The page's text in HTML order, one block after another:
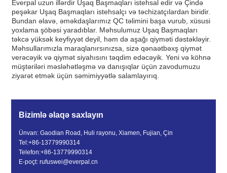
Everpal uzun illərdir Uşaq Başmaqları istehsal edir və Çində
peşəkar Uşaq Başmaqları istehsalçı və təchizatçılardan biridir.
Bundan əlavə, əməkdaşlarımız QC təlimini başa vurub, xüsusi
yoxlama şöbəsi yaradıblar. Məhsulumuz Uşaq Başmaqları
təkcə yüksək keyfiyyət deyil, həm də aşağı qiyməti dəstəkləyir.
Məhsullarımızla maraqlanırsınızsa, sizə qənaətbəxş qiymət
verəcəyik və qiymət siyahısını təqdim edəcəyik. Yeni və köhnə
müştəriləri məsləhətləşmə və danışıqlar üçün zavodumuzu
ziyarət etmək üçün səmimiyyətlə salamlayırıq.
Bizimlə əlaqə saxlayın
Ünvan: Gaodian Road, Huli rayonu, Xiamen, Fujian, Çin
Tel:+86-13779990314
Telefon:+86-13779990314
E-poçt:rufuswei@everpal.cn